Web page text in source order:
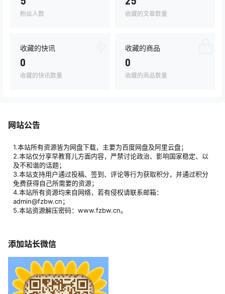
粉丝人数 收藏的文章数量
收藏的快讯
0
收藏的快讯数量
收藏的商品
0
收藏的商品数量
网站公告
1.本站所有资源皆为网盘下载，主要为百度网盘及阿里云盘；
2.本站仅分享早教育儿方面内容，严禁讨论政治、影响国家稳定、以
及不和谐的话题；
3.本站支持用户通过投稿、签到、评论等行为获取积分，并通过积分
免费获得自己所需要的资源；
4.本站所有资源均来自网络，若有侵权请联系邮箱：
admin@fzbw.cn；
5.本站资源解压密码：www.fzbw.cn。
添加站长微信